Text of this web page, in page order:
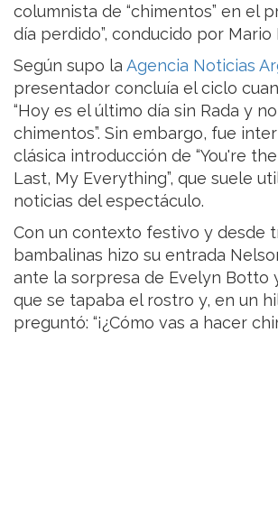
columnista de “chimentos” en el
día perdido”, conducido por Mario
Según supo la Agencia Noticias
presentador concluía el ciclo
“Hoy es el último día sin Rada y
chimentos”. Sin embargo, fue
clásica introducción de “You're
Last, My Everything”, que suele
noticias del espectáculo.
Con un contexto festivo y desde
bambalinas hizo su entrada
ante la sorpresa de Evelyn Botto
que se tapaba el rostro y, en un
preguntó: “¡¿Cómo vas a hacer